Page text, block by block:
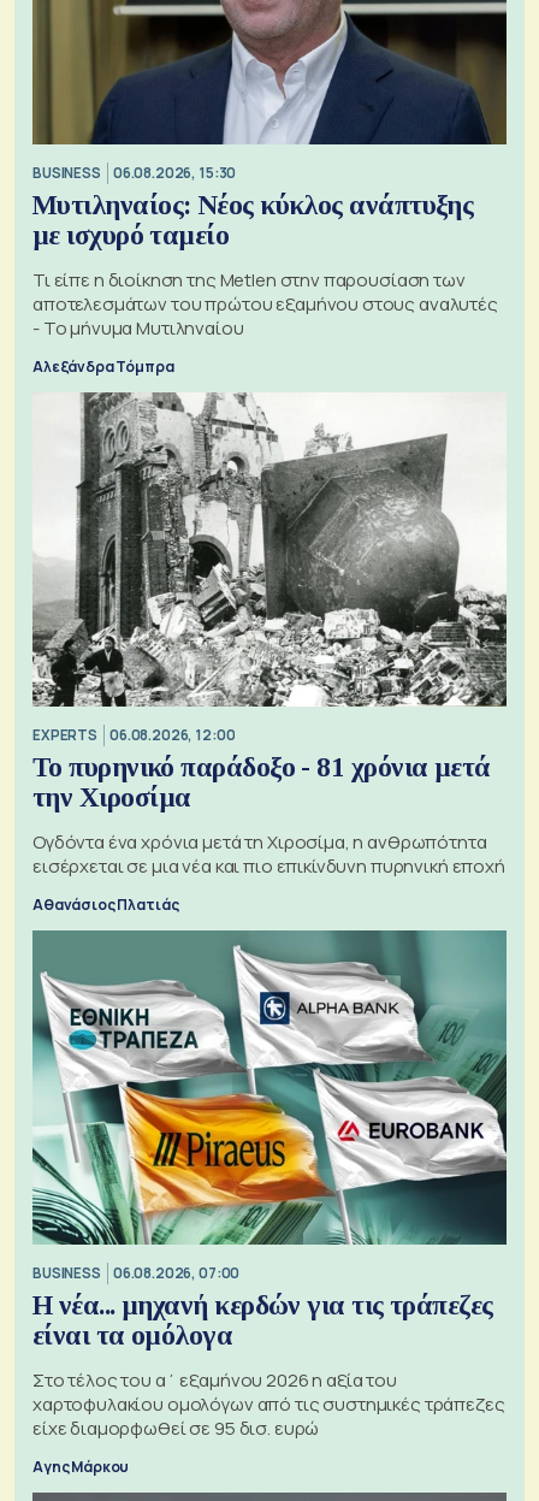
BUSINESS 06.08.2026, 15:30
Μυτιληναίος: Νέος κύκλος ανάπτυξης
με ισχυρό ταμείο
Τι είπε η διοίκηση της Metlen στην παρουσίαση των
αποτελεσμάτων του πρώτου εξαμήνου στους αναλυτές
- Το μήνυμα Μυτιληναίου
Αλεξάνδρα Τόμπρα
EXPERTS 06.08.2026, 12:00
Το πυρηνικό παράδοξο - 81 χρόνια μετά
την Χιροσίμα
Ογδόντα ένα χρόνια μετά τη Χιροσίμα, η ανθρωπότητα
εισέρχεται σε μια νέα και πιο επικίνδυνη πυρηνική εποχή
Αθανάσιος Πλατιάς
BUSINESS 06.08.2026, 07:00
Η νέα... μηχανή κερδών για τις τράπεζες
είναι τα ομόλογα
Στο τέλος του α΄ εξαμήνου 2026 η αξία του
χαρτοφυλακίου ομολόγων από τις συστημικές τράπεζες
είχε διαμορφωθεί σε 95 δισ. ευρώ
Αγης Μάρκου